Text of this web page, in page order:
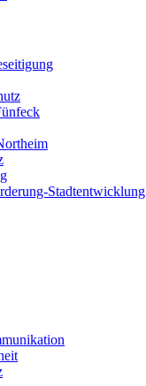
Stadtentwicklung